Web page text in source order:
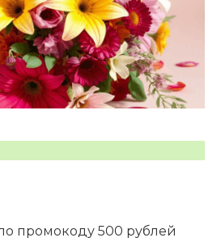
промокоду 500 рублей